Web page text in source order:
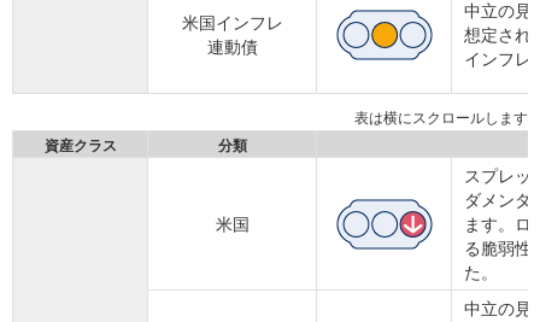
米国インフレ
連動債
中立の見
想定され
インフレ
資産クラス 分類
米国
スプレッ
ダメンタ
ます。ロ
る脆弱性
た。
中立の見